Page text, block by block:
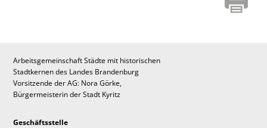
Arbeitsgemeinschaft Städte mit historischen
Stadtkernen des Landes Brandenburg
Vorsitzende der AG: Nora Görke,
Bürgermeisterin der Stadt Kyritz
Geschäftsstelle